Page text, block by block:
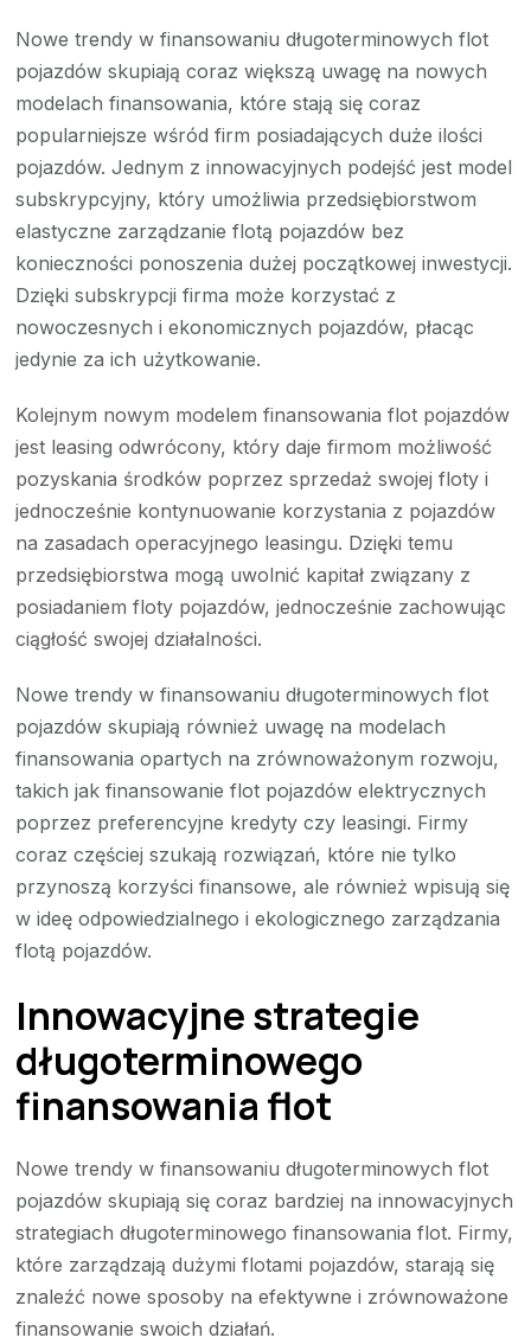
Nowe trendy w finansowaniu długoterminowych flot
pojazdów skupiają coraz większą uwagę na nowych
modelach finansowania, które stają się coraz
popularniejsze wśród firm posiadających duże ilości
pojazdów. Jednym z innowacyjnych podejść jest model
subskrypcyjny, który umożliwia przedsiębiorstwom
elastyczne zarządzanie flotą pojazdów bez
konieczności ponoszenia dużej początkowej inwestycji.
Dzięki subskrypcji firma może korzystać z
nowoczesnych i ekonomicznych pojazdów, płacąc
jedynie za ich użytkowanie.
Kolejnym nowym modelem finansowania flot pojazdów
jest leasing odwrócony, który daje firmom możliwość
pozyskania środków poprzez sprzedaż swojej floty i
jednocześnie kontynuowanie korzystania z pojazdów
na zasadach operacyjnego leasingu. Dzięki temu
przedsiębiorstwa mogą uwolnić kapitał związany z
posiadaniem floty pojazdów, jednocześnie zachowując
ciągłość swojej działalności.
Nowe trendy w finansowaniu długoterminowych flot
pojazdów skupiają również uwagę na modelach
finansowania opartych na zrównoważonym rozwoju,
takich jak finansowanie flot pojazdów elektrycznych
poprzez preferencyjne kredyty czy leasingi. Firmy
coraz częściej szukają rozwiązań, które nie tylko
przynoszą korzyści finansowe, ale również wpisują się
w ideę odpowiedzialnego i ekologicznego zarządzania
flotą pojazdów.
Innowacyjne strategie
długoterminowego
finansowania flot
Nowe trendy w finansowaniu długoterminowych flot
pojazdów skupiają się coraz bardziej na innowacyjnych
strategiach długoterminowego finansowania flot. Firmy,
które zarządzają dużymi flotami pojazdów, starają się
znaleźć nowe sposoby na efektywne i zrównoważone
finansowanie swoich działań.